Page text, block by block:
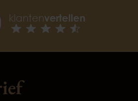
klantenvertellen